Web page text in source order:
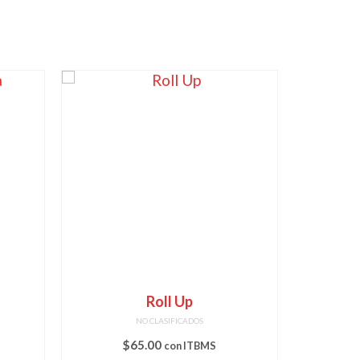
Roll Up
NO CLASIFICADOS
$65.00 con ITBMS